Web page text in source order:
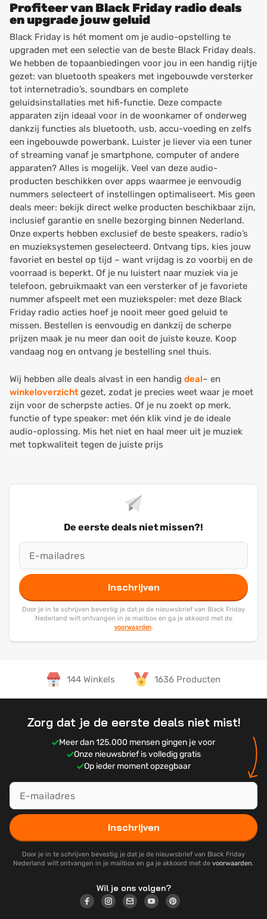
Profiteer van Black Friday radio deals
en upgrade jouw geluid
Black Friday is hét moment om je audio-opstelling te
upgraden met een selectie van de beste Black Friday deals.
We hebben de topaanbiedingen voor jou in een handig rijtje
gezet: van bluetooth speakers met ingebouwde versterker
tot internetradio’s, soundbars en complete
geluidsinstallaties met hifi-functie. Deze compacte
apparaten zijn ideaal voor in de woonkamer of onderweg
dankzij functies als bluetooth, usb, accu-voeding en zelfs
een ingebouwde powerbank. Luister je liever via een tuner
of streaming vanaf je smartphone, computer of andere
apparaten? Alles is mogelijk. Veel van deze audio-
producten beschikken over apps waarmee je eenvoudig
nummers selecteert of instellingen optimaliseert. Mis geen
deals meer: bekijk direct welke producten beschikbaar zijn,
inclusief garantie en snelle bezorging binnen Nederland.
Onze experts hebben exclusief de beste speakers, radio’s
en muzieksystemen geselecteerd. Ontvang tips, kies jouw
favoriet en bestel op tijd – want vrijdag is zo voorbij en de
voorraad is beperkt. Of je nu luistert naar muziek via je
telefoon, gebruikmaakt van een versterker of je favoriete
nummer afspeelt met een muziekspeler: met deze Black
Friday radio acties hoef je nooit meer goed geluid te
missen. Bestellen is eenvoudig en dankzij de scherpe
prijzen maak je nu meer dan ooit de juiste keuze. Koop
vandaag nog en ontvang je bestelling snel thuis.
Wij hebben alle deals alvast in een handig deal– en
winkeloverzicht gezet, zodat je precies weet waar je moet
zijn voor de scherpste acties. Of je nu zoekt op merk,
functie of type speaker: met één klik vind je de ideale
audio-oplossing. Mis het niet en haal meer uit je muziek
met topkwaliteit tegen de juiste prijs
De eerste deals niet missen?!
Inschrijven
Door je in te schrijven bevestig je dat je de nieuwsbrief van Black Friday
Nederland wilt ontvangen in je mailbox en ga je akkoord met de
voorwaarden.
144 Winkels 1636 Producten
Zorg dat je de eerste deals niet mist!
Meer dan 125.000 mensen gingen je voor
Onze nieuwsbrief is volledig gratis
Op ieder moment opzegbaar
Inschrijven
Door je in te schrijven bevestig je dat je de nieuwsbrief van Black Friday
Nederland wilt ontvangen in je mailbox en ga je akkoord met de voorwaarden.
Wil je ons volgen?